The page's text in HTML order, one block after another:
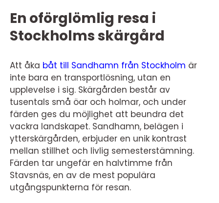
En oförglömlig resa i
Stockholms skärgård
Att åka båt till Sandhamn från Stockholm är
inte bara en transportlösning, utan en
upplevelse i sig. Skärgården består av
tusentals små öar och holmar, och under
färden ges du möjlighet att beundra det
vackra landskapet. Sandhamn, belägen i
ytterskärgården, erbjuder en unik kontrast
mellan stillhet och livlig semesterstämning.
Färden tar ungefär en halvtimme från
Stavsnäs, en av de mest populära
utgångspunkterna för resan.